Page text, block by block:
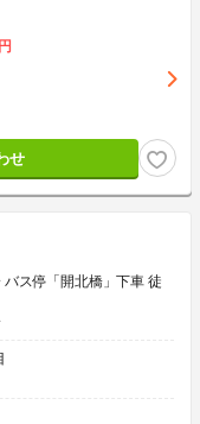
せ
ス停「開北橋」下車 徒